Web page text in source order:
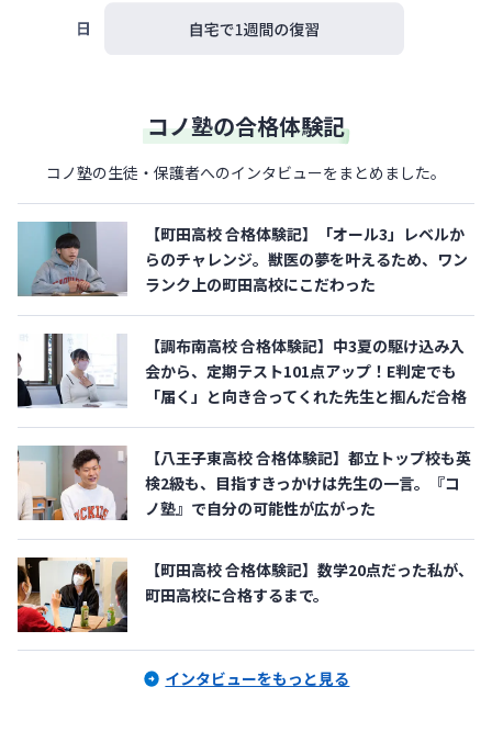
コノ塾の合格体験記
コノ塾の生徒・保護者へのインタビューをまとめました。
【町田高校 合格体験記】「オール3」レベルか
らのチャレンジ。獣医の夢を叶えるため、ワン
ランク上の町田高校にこだわった
【調布南高校 合格体験記】中3夏の駆け込み入
会から、定期テスト101点アップ！E判定でも
「届く」と向き合ってくれた先生と掴んだ合格
【八王子東高校 合格体験記】都立トップ校も英
検2級も、目指すきっかけは先生の一言。『コ
ノ塾』で自分の可能性が広がった
【町田高校 合格体験記】数学20点だった私が、
町田高校に合格するまで。
インタビューをもっと見る